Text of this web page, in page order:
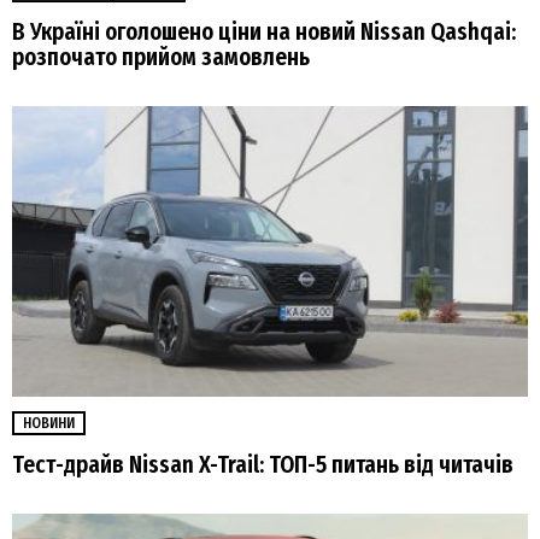
В Україні оголошено ціни на новий Nissan Qashqai:
розпочато прийом замовлень
НОВИНИ
Тест-драйв Nissan X-Trail: ТОП-5 питань від читачів